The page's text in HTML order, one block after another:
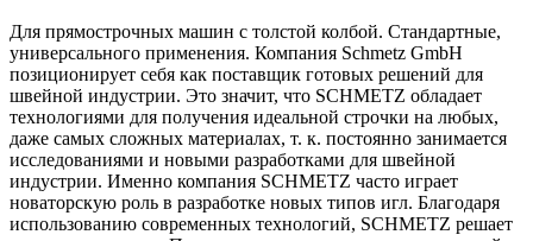
Для прямострочных машин с толстой колбой. Стандартные,
универсального применения. Компания Schmetz GmbH
позиционирует себя как поставщик готовых решений для
швейной индустрии. Это значит, что SCHMETZ обладает
технологиями для получения идеальной строчки на любых,
даже самых сложных материалах, т. к. постоянно занимается
исследованиями и новыми разработками для швейной
индустрии. Именно компания SCHMETZ часто играет
новаторскую роль в разработке новых типов игл. Благодаря
использованию современных технологий, SCHMETZ решает